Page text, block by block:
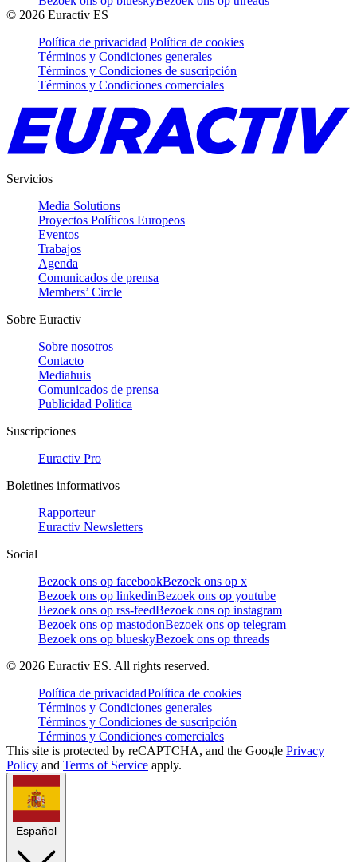
© 2026 Euractiv ES
Política de privacidad Política de cookies
Términos y Condiciones generales
Términos y Condiciones de suscripción
Términos y Condiciones comerciales
Servicios
Media Solutions
Proyectos Políticos Europeos
Eventos
Trabajos
Agenda
Comunicados de prensa
Members’ Circle
Sobre Euractiv
Sobre nosotros
Contacto
Mediahuis
Comunicados de prensa
Publicidad Politica
Suscripciones
Euractiv Pro
Boletines informativos
Rapporteur
Euractiv Newsletters
Social
Bezoek ons op facebookBezoek ons op x
Bezoek ons op linkedinBezoek ons op youtube
Bezoek ons op rss-feedBezoek ons op instagram
Bezoek ons op mastodonBezoek ons op telegram
Bezoek ons op blueskyBezoek ons op threads
© 2026 Euractiv ES. All rights reserved.
Política de privacidadPolítica de cookies
Términos y Condiciones generales
Términos y Condiciones de suscripción
Términos y Condiciones comerciales
This site is protected by reCAPTCHA, and the Google Privacy
Policy and Terms of Service apply.
Español